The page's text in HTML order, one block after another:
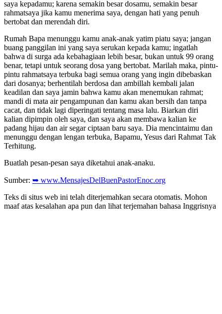
saya kepadamu; karena semakin besar dosamu, semakin besar
rahmatsaya jika kamu menerima saya, dengan hati yang penuh
bertobat dan merendah diri.
Rumah Bapa menunggu kamu anak-anak yatim piatu saya; jangan
buang panggilan ini yang saya serukan kepada kamu; ingatlah
bahwa di surga ada kebahagiaan lebih besar, bukan untuk 99 orang
benar, tetapi untuk seorang dosa yang bertobat. Marilah maka, pintu-
pintu rahmatsaya terbuka bagi semua orang yang ingin dibebaskan
dari dosanya; berhentilah berdosa dan ambillah kembali jalan
keadilan dan saya jamin bahwa kamu akan menemukan rahmat;
mandi di mata air pengampunan dan kamu akan bersih dan tanpa
cacat, dan tidak lagi diperingati tentang masa lalu. Biarkan diri
kalian dipimpin oleh saya, dan saya akan membawa kalian ke
padang hijau dan air segar ciptaan baru saya. Dia mencintaimu dan
menunggu dengan lengan terbuka, Bapamu, Yesus dari Rahmat Tak
Terhitung.
Buatlah pesan-pesan saya diketahui anak-anaku.
Sumber: ➥ www.MensajesDelBuenPastorEnoc.org
Teks di situs web ini telah diterjemahkan secara otomatis. Mohon
maaf atas kesalahan apa pun dan lihat terjemahan bahasa Inggrisnya